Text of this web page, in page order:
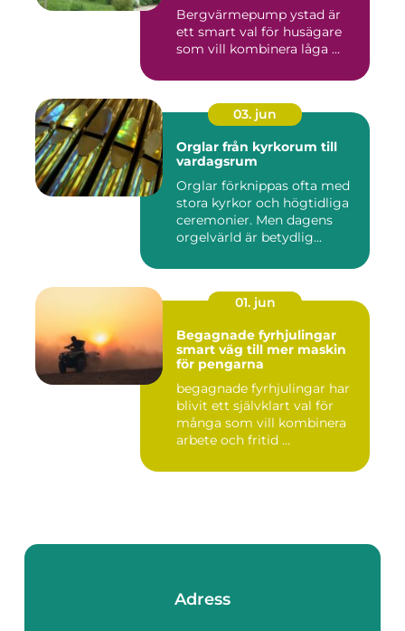
Bergvärmepump ystad är
ett smart val för husägare
som vill kombinera låga ...
03. jun
Orglar från kyrkorum till
vardagsrum
Orglar förknippas ofta med
stora kyrkor och högtidliga
ceremonier. Men dagens
orgelvärld är betydlig...
01. jun
Begagnade fyrhjulingar
smart väg till mer maskin
för pengarna
begagnade fyrhjulingar har
blivit ett självklart val för
många som vill kombinera
arbete och fritid ...
Adress